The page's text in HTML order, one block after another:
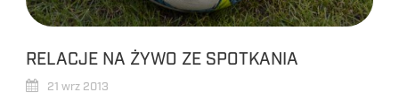
RELACJE NA ŻYWO ZE SPOTKANIA
21 wrz 2013